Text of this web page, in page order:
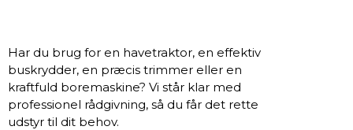
Har du brug for en havetraktor, en effektiv
buskrydder, en præcis trimmer eller en
kraftfuld boremaskine? Vi står klar med
professionel rådgivning, så du får det rette
udstyr til dit behov.